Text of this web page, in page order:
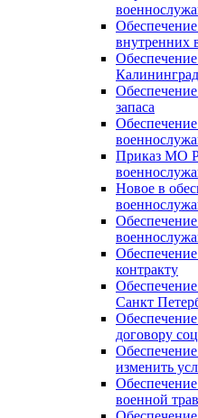
внутренних
запаса
Приказ МО
Новое в
контракту
Санкт
договору
изменить
военной